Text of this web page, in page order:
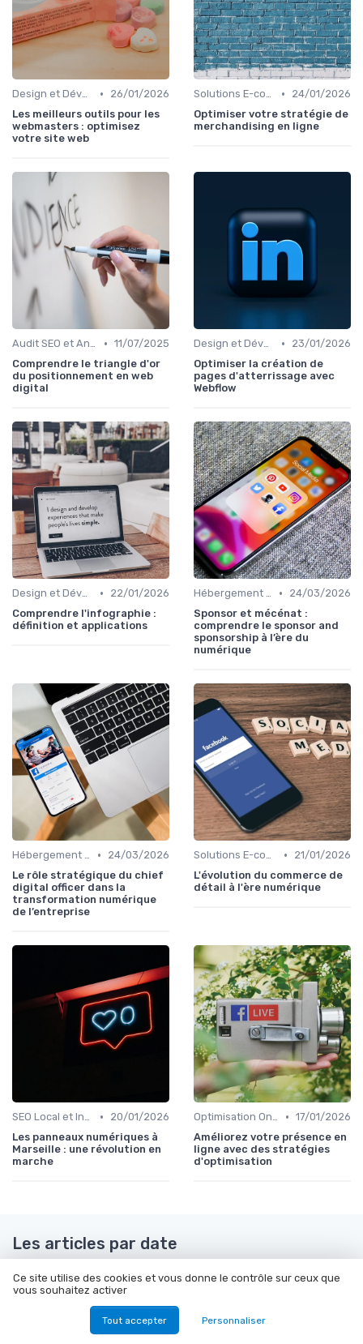
Design et Développement Web •
26/01/2026
Les meilleurs outils pour les
webmasters : optimisez
votre site web
Solutions E-commerce et Marketplace •
24/01/2026
Optimiser votre stratégie de
merchandising en ligne
Audit SEO et Analyse Concurrentielle • 11/07/2025
Comprendre le triangle d'or
du positionnement en web
digital
Design et Développement Web •
23/01/2026
Optimiser la création de
pages d'atterrissage avec
Webflow
Design et Développement Web •
22/01/2026
Comprendre l'infographie :
définition et applications
Hébergement et Maintenance Web •
24/03/2026
Sponsor et mécénat :
comprendre le sponsor and
sponsorship à l’ère du
numérique
Hébergement et Maintenance Web •
24/03/2026
Le rôle stratégique du chief
digital officer dans la
transformation numérique
de l’entreprise
Solutions E-commerce et Marketplace •
21/01/2026
L'évolution du commerce de
détail à l'ère numérique
SEO Local et International •
20/01/2026
Les panneaux numériques à
Marseille : une révolution en
marche
Optimisation On-Page • 17/01/2026
Améliorez votre présence en
ligne avec des stratégies
d'optimisation
Les articles par date
Janvier 2024
Février 2024
Mars 2024
Avril 2025
Ce site utilise des cookies et vous donne le contrôle sur ceux que
vous souhaitez activer
Tout accepter Personnaliser